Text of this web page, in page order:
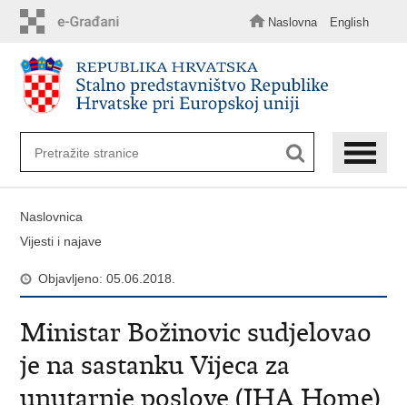
sadržaj
Naslovna English
Naslovnica
Vijesti i najave
Objavljeno: 05.06.2018.
Ministar Božinovic sudjelovao
je na sastanku Vijeca za
unutarnje poslove (JHA Home)